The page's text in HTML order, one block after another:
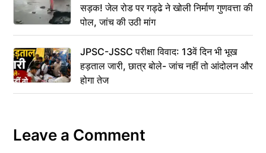
सड़क! जेल रोड पर गड्ढे ने खोली निर्माण गुणवत्ता की
पोल, जांच की उठी मांग
JPSC-JSSC परीक्षा विवाद: 13वें दिन भी भूख
हड़ताल जारी, छात्र बोले- जांच नहीं तो आंदोलन और
होगा तेज
Leave a Comment